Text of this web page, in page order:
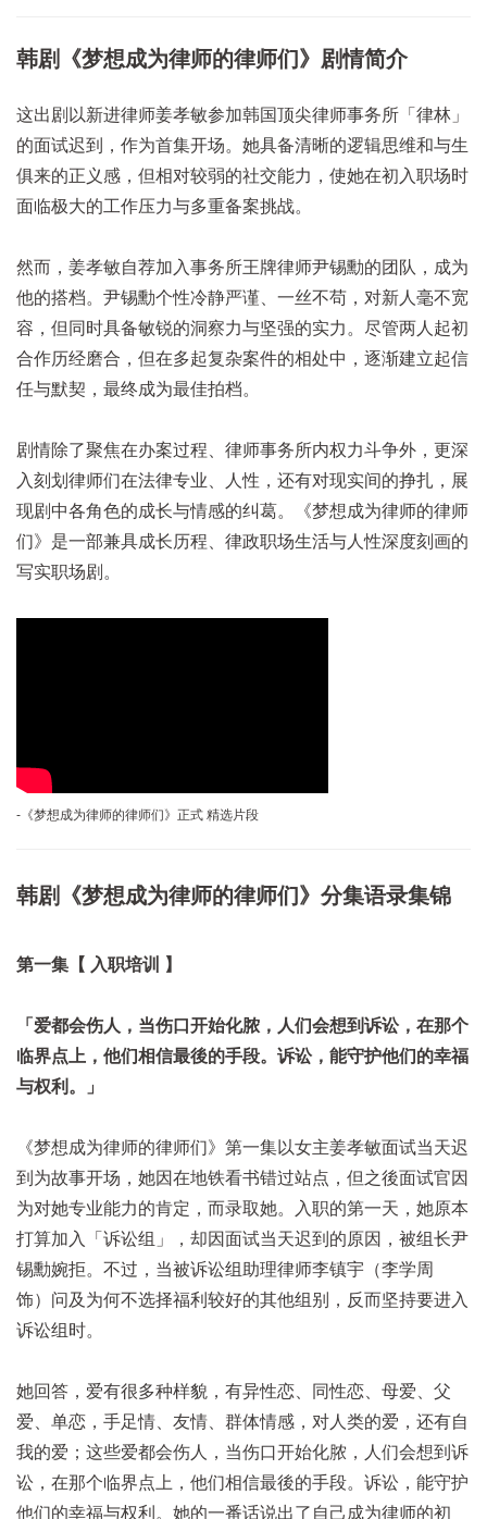
韩剧《梦想成为律师的律师们》剧情简介
这出剧以新进律师姜孝敏参加韩国顶尖律师事务所「律林」
的面试迟到，作为首集开场。她具备清晰的逻辑思维和与生
俱来的正义感，但相对较弱的社交能力，使她在初入职场时
面临极大的工作压力与多重备案挑战。
然而，姜孝敏自荐加入事务所王牌律师尹锡勳的团队，成为
他的搭档。尹锡勳个性冷静严谨、一丝不苟，对新人毫不宽
容，但同时具备敏锐的洞察力与坚强的实力。尽管两人起初
合作历经磨合，但在多起复杂案件的相处中，逐渐建立起信
任与默契，最终成为最佳拍档。
剧情除了聚焦在办案过程、律师事务所内权力斗争外，更深
入刻划律师们在法律专业、人性，还有对现实间的挣扎，展
现剧中各角色的成长与情感的纠葛。《梦想成为律师的律师
们》是一部兼具成长历程、律政职场生活与人性深度刻画的
写实职场剧。
-《梦想成为律师的律师们》正式 精选片段
韩剧《梦想成为律师的律师们》分集语录集锦
第一集 【 入职培训 】
「爱都会伤人，当伤口开始化脓，人们会想到诉讼，在那个
临界点上，他们相信最後的手段。诉讼，能守护他们的幸福
与权利。」
《梦想成为律师的律师们》第一集以女主姜孝敏面试当天迟
到为故事开场，她因在地铁看书错过站点，但之後面试官因
为对她专业能力的肯定，而录取她。入职的第一天，她原本
打算加入「诉讼组」，却因面试当天迟到的原因，被组长尹
锡勳婉拒。不过，当被诉讼组助理律师李镇宇（李学周
饰）问及为何不选择福利较好的其他组别，反而坚持要进入
诉讼组时。
她回答，爱有很多种样貌，有异性恋、同性恋、母爱、父
爱、单恋，手足情、友情、群体情感，对人类的爱，还有自
我的爱；这些爱都会伤人，当伤口开始化脓，人们会想到诉
讼，在那个临界点上，他们相信最後的手段。诉讼，能守护
他们的幸福与权利。她的一番话说出了自己成为律师的初